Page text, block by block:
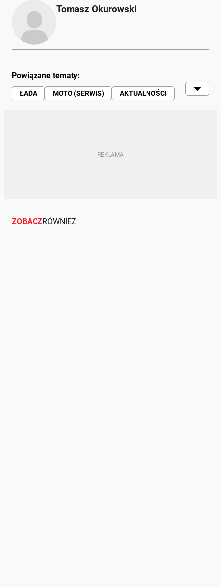
Tomasz Okurowski
Powiązane tematy:
ŁADA MOTO (SERWIS)
AKTUALNOŚCI
ZOBACZRÓWNIEŻ